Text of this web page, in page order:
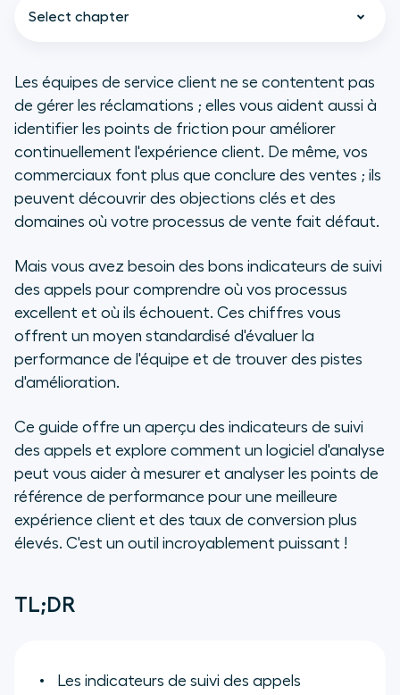
Select chapter
TL;DR
Que sont les indicateurs de suivi
des appels ?
indicateurs de suivi des appels afin
et de service client
Suivez facilement les indicateurs
de centre d'appels et optimisez la
performance des agents avec
Questions fréquemment posées
sur les indicateurs de suivi des
appels
Les équipes de service client ne se contentent pas
de gérer les réclamations ; elles vous aident aussi à
identifier les points de friction pour améliorer
continuellement l'expérience client. De même, vos
commerciaux font plus que conclure des ventes ; ils
peuvent découvrir des objections clés et des
domaines où votre processus de vente fait défaut.
Mais vous avez besoin des bons indicateurs de suivi
des appels pour comprendre où vos processus
excellent et où ils échouent. Ces chiffres vous
offrent un moyen standardisé d'évaluer la
performance de l'équipe et de trouver des pistes
d'amélioration.
Ce guide offre un aperçu des indicateurs de suivi
des appels et explore comment un logiciel d'analyse
peut vous aider à mesurer et analyser les points de
référence de performance pour une meilleure
expérience client et des taux de conversion plus
élevés. C'est un outil incroyablement puissant !
TL;DR
Les indicateurs de suivi des appels